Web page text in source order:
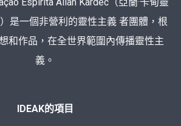
是一個非營利的靈性主義 者團體，根
和作品，在全世界範圍內傳播靈性主
義。
IDEAK的項目